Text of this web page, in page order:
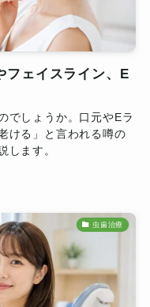
フェイスライン、E
でしょうか。口元やEラ
ける」と言われる噂の
します。
虫歯治療